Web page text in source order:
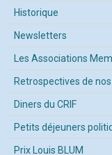
Historique
Newsletters
Les Associations
Retrospectives de
Diners du CRIF
Petits déjeuners
Prix Louis BLUM